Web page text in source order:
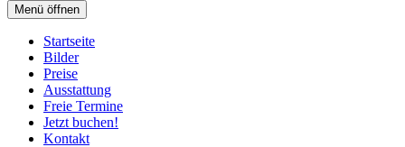
Menü öffnen
Startseite
Bilder
Preise
Ausstattung
Freie Termine
Jetzt buchen!
Kontakt